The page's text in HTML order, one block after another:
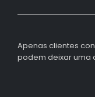
Apenas clientes
podem deixar uma